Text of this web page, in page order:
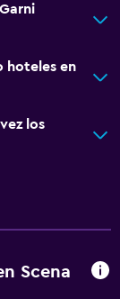
hoteles en
los
Scena